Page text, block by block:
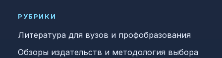
РУБРИКИ
Литература для вузов и профобразования
Обзоры издательств и методология выбора